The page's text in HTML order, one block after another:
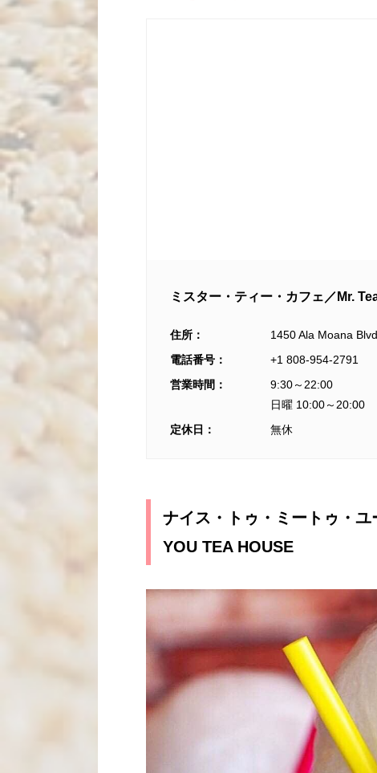
ミスター・ティー・カフェ／Mr.
住所：
1450 Ala Moana
電話番号：
+1 808-954-2791
営業時間：
9:30～22:00
日曜 10:00～20:00
定休日：
無休
ナイス・トゥ・ミートゥ・
YOU TEA HOUSE